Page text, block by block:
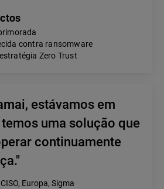
estávamos em
uma solução que
continuamente
Europa, Sigma
contra ransomware
Zero Trust